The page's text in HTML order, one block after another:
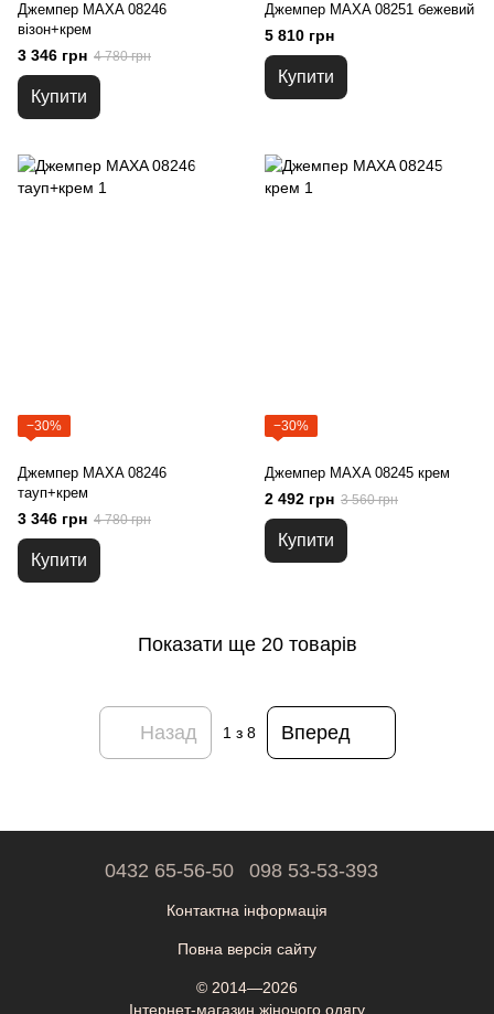
Джемпер MAXA 08246
візон+крем
3 346 грн 4 780 грн
Купити
Джемпер MAXA 08251 бежевий
5 810 грн
Купити
−30%
Джемпер MAXA 08246
тауп+крем
3 346 грн 4 780 грн
Купити
−30%
Джемпер MAXA 08245 крем
2 492 грн 3 560 грн
Купити
Показати ще 20 товарів
Назад 1з 8 Вперед
0432 65-56-50 098 53-53-393
Контактна інформація
Повна версія сайту
© 2014—2026
Інтернет-магазин жіночого одягу